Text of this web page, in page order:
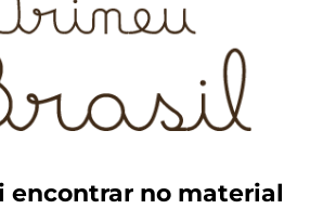
encontrar no material